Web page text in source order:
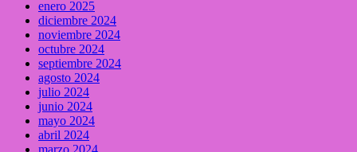
enero 2025
diciembre 2024
noviembre 2024
octubre 2024
septiembre 2024
agosto 2024
julio 2024
junio 2024
mayo 2024
abril 2024
marzo 2024